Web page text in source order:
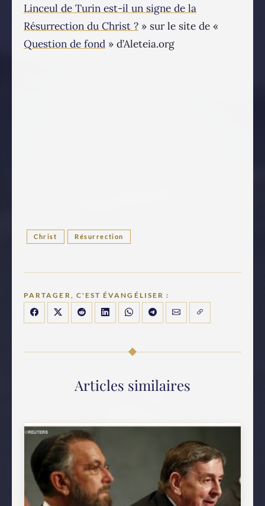
Linceul de Turin est-il un signe de la
Résurrection du Christ ? » sur le site de «
Question de fond » d’Aleteia.org
Christ Résurrection
PARTAGER, C'EST ÉVANGÉLISER :
Articles similaires